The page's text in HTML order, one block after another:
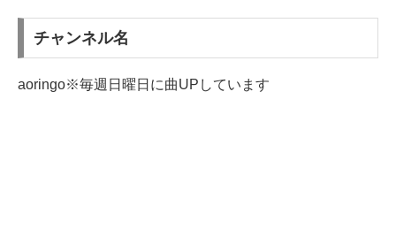
チャンネル名
aoringo※毎週日曜日に曲UPしています